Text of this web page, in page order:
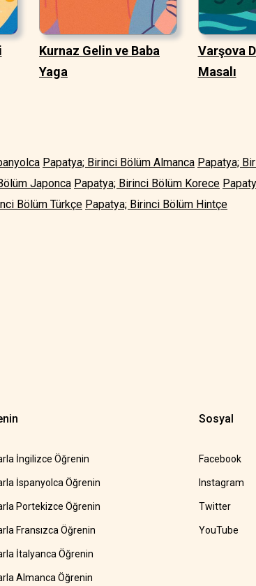
Kurnaz Gelin ve Baba
Yaga
Varşova
Masalı
Papatya; Birinci Bölüm Almanca Papatya;
Japonca Papatya; Birinci Bölüm Korece
Bölüm Türkçe Papatya; Birinci Bölüm Hintçe
İngilizce Öğrenin
İspanyolca Öğrenin
Portekizce Öğrenin
Fransızca Öğrenin
İtalyanca Öğrenin
Almanca Öğrenin
Sosyal
Facebook
Instagram
Twitter
YouTube